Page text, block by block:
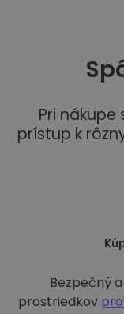
Pri nákupe
prístup k
Bezpečný
prostriedkov